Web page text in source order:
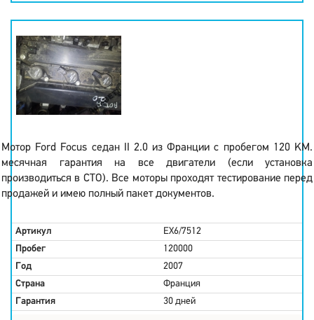
Мотор Ford Focus седан II 2.0 из Франции с пробегом 120 KM.
месячная гарантия на все двигатели (если установка
производиться в СТО). Все моторы проходят тестирование перед
продажей и имею полный пакет документов.
Артикул
EX6/7512
Пробег
120000
Год
2007
Страна
Франция
Гарантия
30 дней